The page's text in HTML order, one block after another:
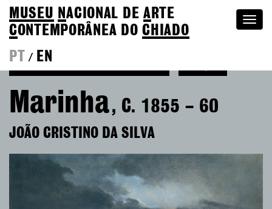
MUSEU NACIONAL DEA RTE
CONTEMPORÂNEA DOCHIADO
PT
/ EN
Marinha, C. 1855 – 60
JOÃO CRISTINO DA SILVA